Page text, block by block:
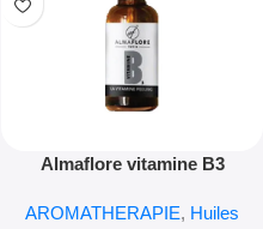
Almaflore vitamine B3
AROMATHERAPIE, Huiles